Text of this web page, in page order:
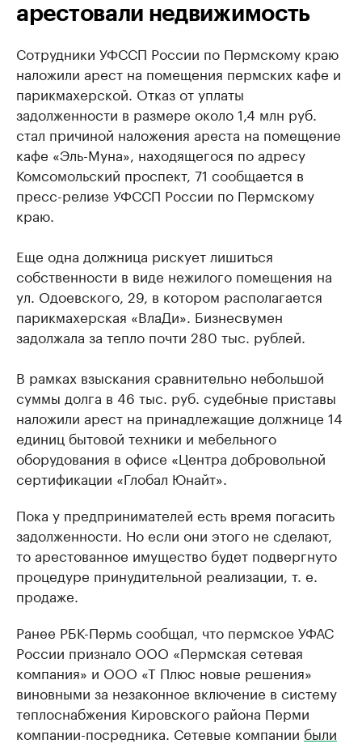
арестовали недвижимость
Сотрудники УФССП России по Пермскому краю
наложили арест на помещения пермских кафе и
парикмахерской. Отказ от уплаты
задолженности в размере около 1,4 млн руб.
стал причиной наложения ареста на помещение
кафе «Эль-Муна», находящегося по адресу
Комсомольский проспект, 71 сообщается в
пресс-релизе УФССП России по Пермскому
краю.
Еще одна должница рискует лишиться
собственности в виде нежилого помещения на
ул. Одоевского, 29, в котором располагается
парикмахерская «ВлаДи». Бизнесвумен
задолжала за тепло почти 280 тыс. рублей.
В рамках взыскания сравнительно небольшой
суммы долга в 46 тыс. руб. судебные приставы
наложили арест на принадлежащие должнице 14
единиц бытовой техники и мебельного
оборудования в офисе «Центра добровольной
сертификации «Глобал Юнайт».
Пока у предпринимателей есть время погасить
задолженности. Но если они этого не сделают,
то арестованное имущество будет подвергнуто
процедуре принудительной реализации, т. е.
продаже.
Ранее РБК-Пермь сообщал, что пермское УФАС
России признало ООО «Пермская сетевая
компания» и ООО «Т Плюс новые решения»
виновными за незаконное включение в систему
теплоснабжения Кировского района Перми
компании-посредника. Сетевые компании были